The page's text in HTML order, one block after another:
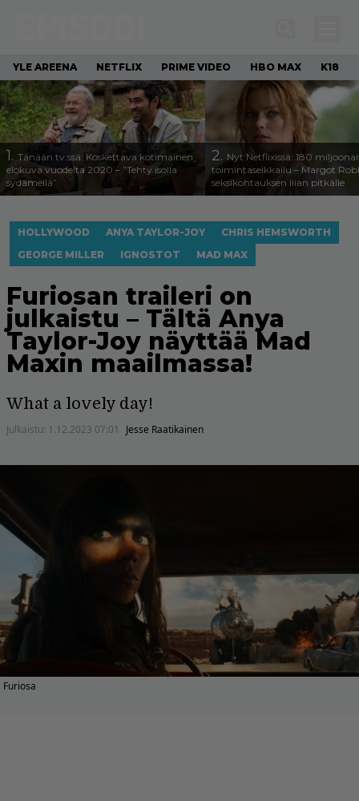
YLE AREENA NETFLIX PRIME VIDEO HBO MAX K18
1. Tänään tv:ssä: Koskettava kotimainen
elokuva vuodelta 2020 – ”Tehty isolla
sydämellä”
2. Nyt Netflixissä: 180
toimintaseikkailu – Margot
seksikohtauksen liian pitkälle
HOLLYWOOD ANYA TAYLOR-JOY
CHRIS HEMSWORTH
GEORGE MILLER
IGNOSTOT MAD MAX
Furiosan traileri on
julkaistu – Tältä Anya
Taylor-Joy näyttää Mad
Maxin maailmassa!
What a lovely day!
Julkaistu: 1.12.2023 07:01 Jesse Raatikainen
Furiosa